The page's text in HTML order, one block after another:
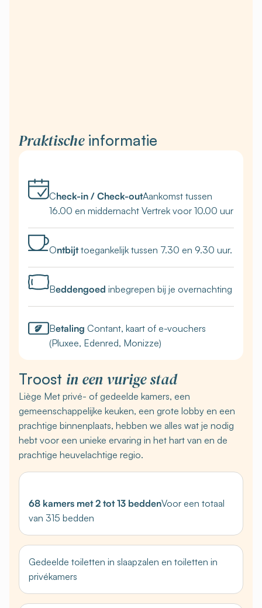
Praktischeinformatie
Check-in / Check-outAankomst tussen
16.00 en middernacht Vertrek voor 10.00 uur
Ontbijttoegankelijk tussen 7.30 en 9.30 uur.
Beddengoed inbegrepen bij je overnachting
Betaling Contant, kaart of e-vouchers
(Pluxee, Edenred, Monizze)
Troost in een vurige stad
Liège Met privé- of gedeelde kamers, een
gemeenschappelijke keuken, een grote lobby en een
prachtige binnenplaats, hebben we alles wat je nodig
hebt voor een unieke ervaring in het hart van en de
prachtige heuvelachtige regio.
68 kamers met 2 tot 13 beddenVoor een totaal
van 315 bedden
Gedeelde toiletten in slaapzalen en toiletten in
privékamers